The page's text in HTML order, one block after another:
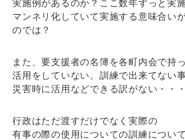
実施例があるのか？ここ数年ずっと実
マンネリ化していて実施する意味合い
のでは？
また、要支援者の名簿を各町内会で持
活用をしていない。訓練で出来てない
災害時に活用などできる訳がない・・・
行政はただ渡すだけでなく実際の
有事の際の使用についての訓練につい